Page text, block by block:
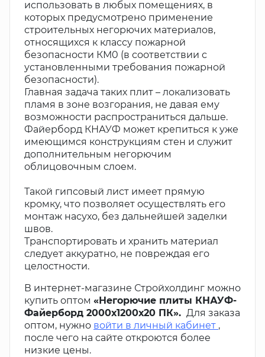
использовать в любых помещениях, в
которых предусмотрено применение
строительных негорючих материалов,
относящихся к классу пожарной
безопасности КМ0 (в соответствии с
установленными требования пожарной
безопасности).
Главная задача таких плит – локализовать
пламя в зоне возгорания, не давая ему
возможности распространиться дальше.
Файерборд КНАУФ может крепиться к уже
имеющимся конструкциям стен и служит
дополнительным негорючим
облицовочным слоем.
Такой гипсовый лист имеет прямую
кромку, что позволяет осуществлять его
монтаж насухо, без дальнейшей заделки
швов.
Транспортировать и хранить материал
следует аккуратно, не повреждая его
целостности.
В интернет-магазине Стройхолдинг можно
купить оптом «Негорючие плиты КНАУФ-
Файерборд 2000х1200х20 ПК». Для заказа
оптом, нужно войти в личный кабинет ,
после чего на сайте откроются более
низкие цены.